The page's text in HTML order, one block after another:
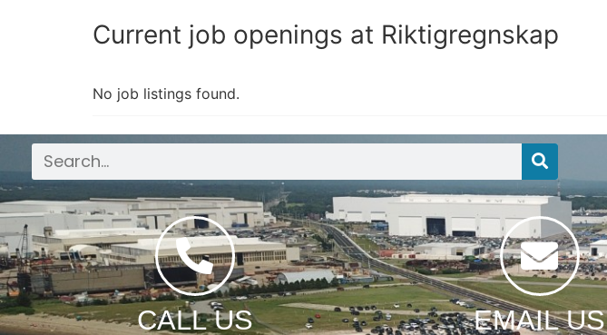
Current job openings at Riktigregnskap
No job listings found.
CALL US EMAIL US